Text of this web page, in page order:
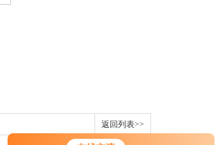
返回列表>>